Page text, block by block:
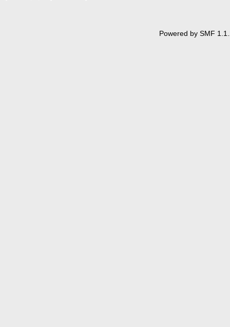
Powered by SMF